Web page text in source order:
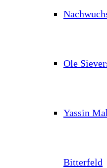
Ole
Yassin
Bitterfeld